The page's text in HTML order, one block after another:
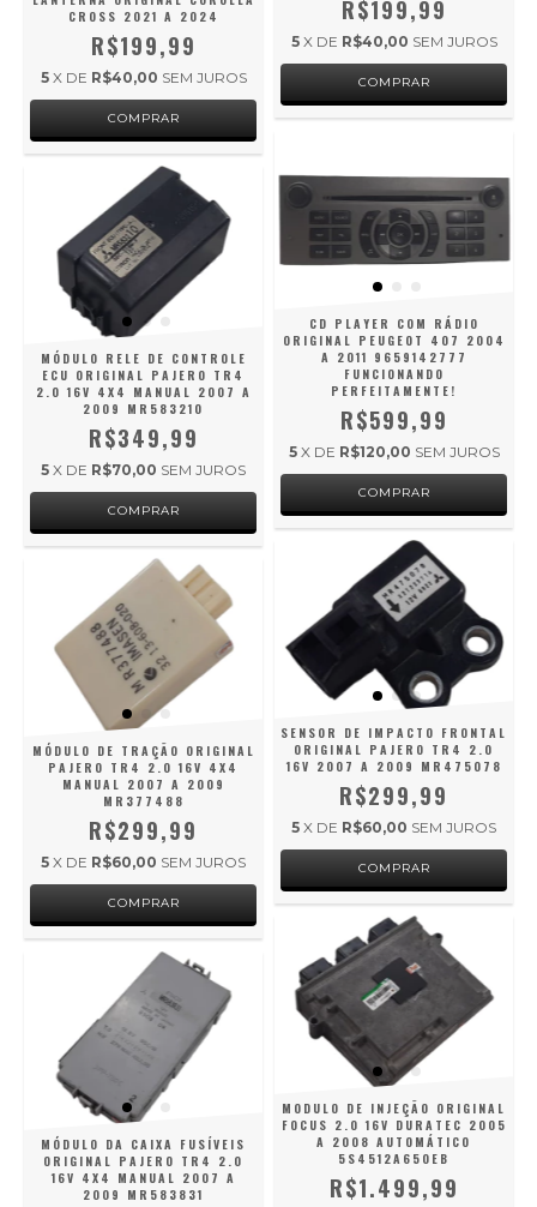
CROSS 2021 A 2024
R$199,99
5 X DE R$40,00 SEM JUROS
R$199,99
5 X DE R$40,00 SEM JUROS
MÓDULO RELE DE CONTROLE
ECU ORIGINAL PAJERO TR4
2.0 16V 4X4 MANUAL 2007 A
2009 MR583210
R$349,99
5 X DE R$70,00 SEM JUROS
CD PLAYER COM RÁDIO
ORIGINAL PEUGEOT 407 2004
A 2011 9659142777
FUNCIONANDO
PERFEITAMENTE!
R$599,99
5 X DE R$120,00 SEM JUROS
MÓDULO DE TRAÇÃO ORIGINAL
PAJERO TR4 2.0 16V 4X4
MANUAL 2007 A 2009
MR377488
R$299,99
5 X DE R$60,00 SEM JUROS
SENSOR DE IMPACTO FRONTAL
ORIGINAL PAJERO TR4 2.0
16V 2007 A 2009 MR475078
R$299,99
5 X DE R$60,00 SEM JUROS
MÓDULO DA CAIXA FUSÍVEIS
ORIGINAL PAJERO TR4 2.0
16V 4X4 MANUAL 2007 A
2009 MR583831
MODULO DE INJEÇÃO ORIGINAL
FOCUS 2.0 16V DURATEC 2005
A 2008 AUTOMÁTICO
5S4512A650EB
R$1.499,99